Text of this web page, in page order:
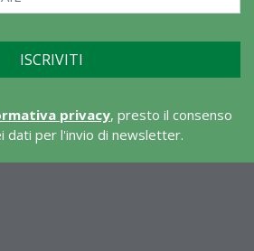
privacy, presto il consenso
dati per l'invio di newsletter.